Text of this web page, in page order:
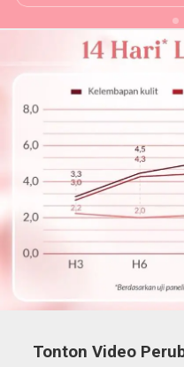
Tonton Video